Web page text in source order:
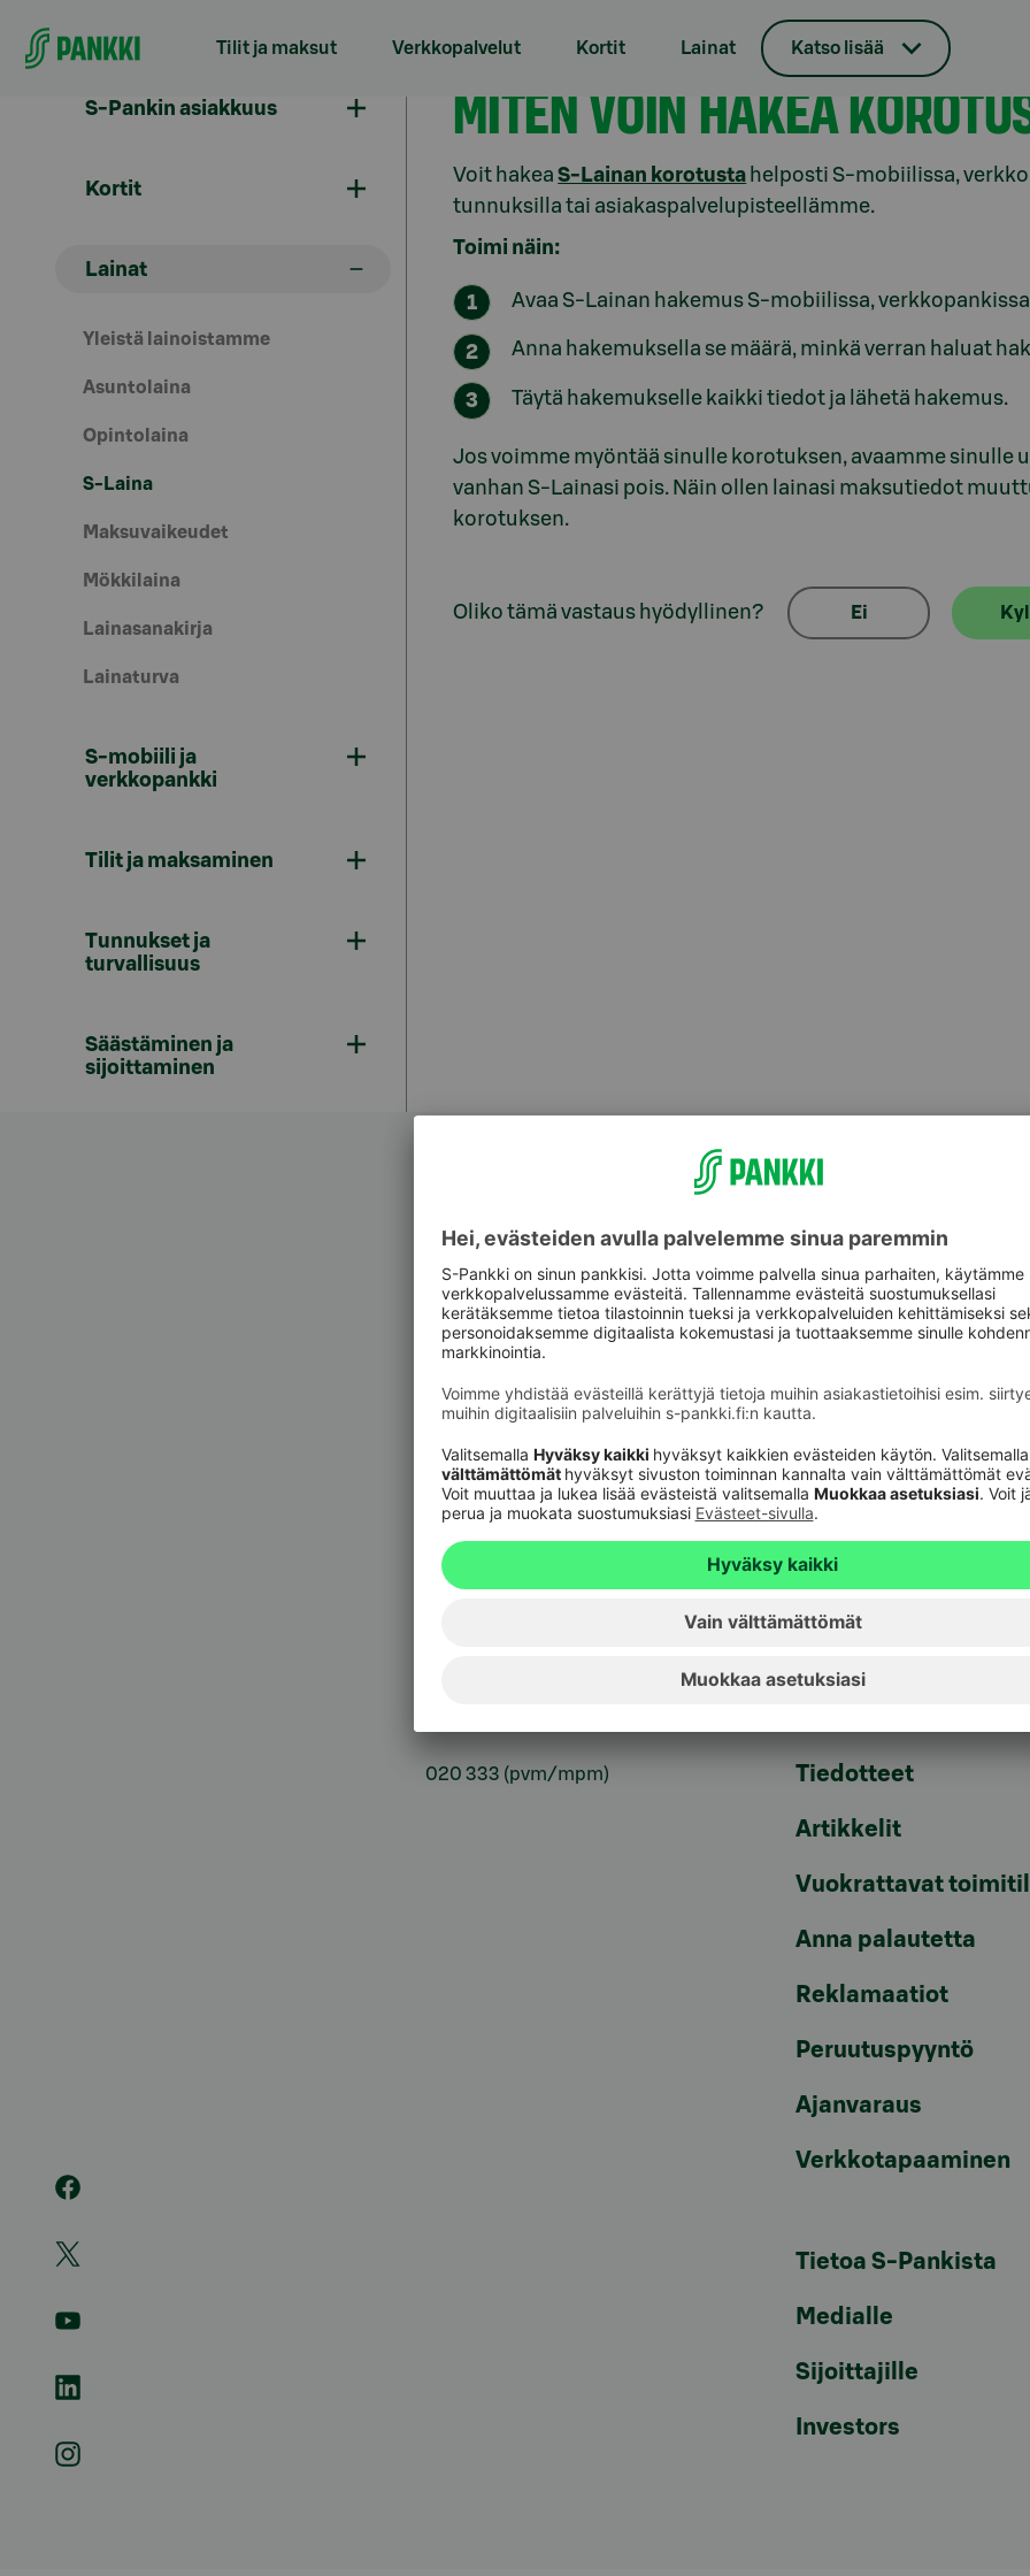
Tilit ja maksut Verkkopalvelut Kortit Lainat Katso lisää
S-Pankin asiakkuus
Kortit
Lainat
Yleistä lainoistamme
Asuntolaina
Opintolaina
S-Laina
Maksuvaikeudet
Mökkilaina
Lainasanakirja
Lainaturva
S-mobiili ja
verkkopankki
Tilit ja maksaminen
Tunnukset ja
turvallisuus
Säästäminen ja
sijoittaminen
MITEN VOIN HAKEA
Voit hakeaS-Lainan korotusta helposti S-mobiilissa,
tunnuksilla tai asiakaspalvelupisteellämme.
Toimi näin:
Avaa S-Lainan hakemus S-mobiilissa,
Anna hakemuksella se määrä, minkä verran haluat
Täytä hakemukselle kaikki tiedot ja lähetä hakemus.
Jos voimme myöntää sinulle korotuksen, avaamme sinulle
vanhan S-Lainasi pois. Näin ollen lainasi maksutiedot
korotuksen.
Oliko tämä vastaus hyödyllinen? Ei
Asiakaspalvelu
Asiakastuki
Pankkitunnusten
sulkupalvelu 24h
020 333 (pvm/mpm)
Oikopolut
Tarkista
Tule asiakkaaksi
Palveluhinnasto
Usein kysyttyä
Tiedotteet
Artikkelit
Vuokrattavat
Anna palautetta
Reklamaatiot
Peruutuspyyntö
Ajanvaraus
Verkkotapaaminen
Tietoa S-Pankista
Medialle
Sijoittajille
Investors